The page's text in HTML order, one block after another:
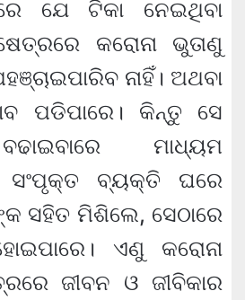
ଯେ ଟିକା ନେଇଥିବା
କରୋନା ଭୁତାଣୁ
ନାହିଁ। ଅଥବା
ପଡିପାରେ। କିନ୍ତୁ ସେ
ମାଧ୍ୟମ
ସଂପୃକ୍ତ ବ୍ୟକ୍ତି ଘରେ
ସହିତ ମିଶିଲେ, ସେଠାରେ
ଏଣୁ କରୋନା
ଜୀବନ ଓ ଜୀବିକାର